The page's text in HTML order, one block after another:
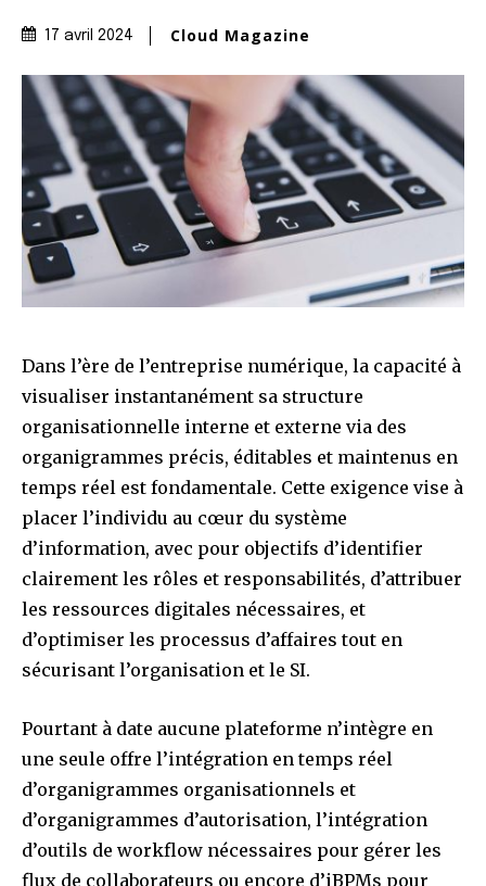
17 avril 2024 Cloud Magazine
Dans l’ère de l’entreprise numérique, la capacité à
visualiser instantanément sa structure
organisationnelle interne et externe via des
organigrammes précis, éditables et maintenus en
temps réel est fondamentale. Cette exigence vise à
placer l’individu au cœur du système
d’information, avec pour objectifs d’identifier
clairement les rôles et responsabilités, d’attribuer
les ressources digitales nécessaires, et
d’optimiser les processus d’affaires tout en
sécurisant l’organisation et le SI.
Pourtant à date aucune plateforme n’intègre en
une seule offre l’intégration en temps réel
d’organigrammes organisationnels et
d’organigrammes d’autorisation, l’intégration
d’outils de workflow nécessaires pour gérer les
flux de collaborateurs ou encore d’iBPMs pour